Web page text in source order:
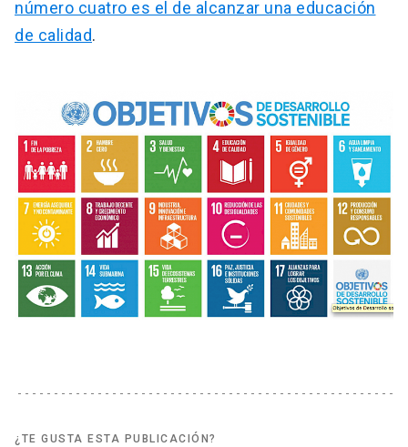
número cuatro es el de alcanzar una educación
de calidad.
¿TE GUSTA ESTA PUBLICACIÓN?